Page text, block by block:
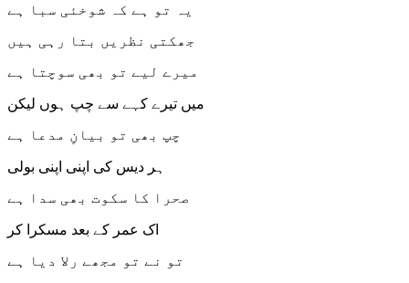
یہ تو ہے کہ شوخئی سبا ہے
جھکتی نظریں بتا رہی ہیں
میرے لیے تو بھی سوچتا ہے
میں تیرے کہے سے چپ ہوں لیکن
چپ بھی تو بیانِ مدعا ہے
ہر دیس کی اپنی اپنی بولی
صحرا کا سکوت بھی سدا ہے
اک عمر کے بعد مسکرا کر
تو نے تو مجھے رلا دیا ہے